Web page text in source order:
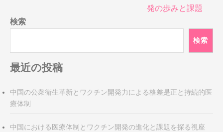
ナ
ビ
ー
シ
ン
発の歩みと課題
検索
検索
最近の投稿
中国の公衆衛生革新とワクチン開発力による格差是正と持続的医
療体制
中国における医療体制とワクチン開発の進化と課題を探る視座